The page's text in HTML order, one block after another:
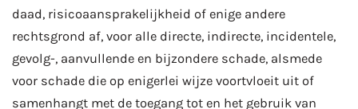
daad, risicoaansprakelijkheid of enige andere
rechtsgrond af, voor alle directe, indirecte, incidentele,
gevolg-, aanvullende en bijzondere schade, alsmede
voor schade die op enigerlei wijze voortvloeit uit of
samenhangt met de toegang tot en het gebruik van